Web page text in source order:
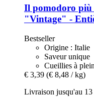
Il pomodoro più
"Vintage" -​
Bestseller
Origine : Italie
Saveur unique
Cueillies à
€ 3,39 (€ 8,48 / kg)
Livraison jusqu'au 13